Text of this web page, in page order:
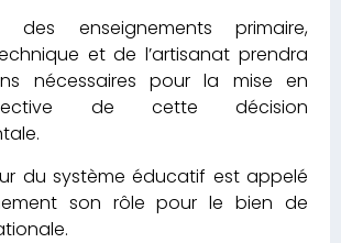
des enseignements primaire,
et de l’artisanat prendra
nécessaires pour la mise en
de cette décision
du système éducatif est appelé
son rôle pour le bien de